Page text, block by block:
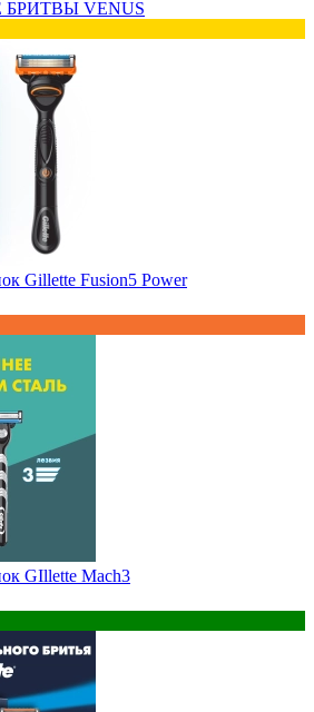
VENUS
Gillette Fusion5 Power
GIllette Mach3